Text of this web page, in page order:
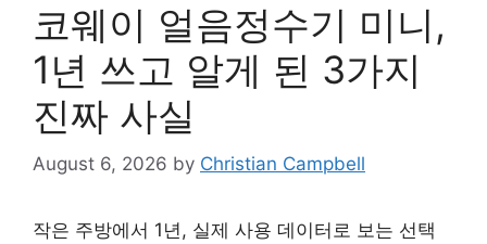
코웨이 얼음정수기 미니,
1년 쓰고 알게 된 3가지
진짜 사실
August 6, 2026 by Christian Campbell
작은 주방에서 1년, 실제 사용 데이터로 보는 선택